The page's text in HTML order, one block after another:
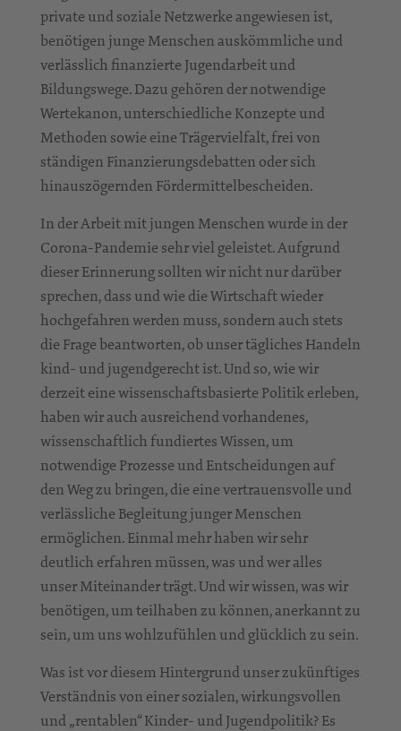
private und soziale Netzwerke angewiesen ist,
benötigen junge Menschen auskömmliche und
verlässlich finanzierte Jugendarbeit und
Bildungswege. Dazu gehören der notwendige
Wertekanon, unterschiedliche Konzepte und
Methoden sowie eine Trägervielfalt, frei von
ständigen Finanzierungsdebatten oder sich
hinauszögernden Fördermittelbescheiden.
In der Arbeit mit jungen Menschen wurde in der
Corona-Pandemie sehr viel geleistet. Aufgrund
dieser Erinnerung sollten wir nicht nur darüber
sprechen, dass und wie die Wirtschaft wieder
hochgefahren werden muss, sondern auch stets
die Frage beantworten, ob unser tägliches Handeln
kind- und jugendgerecht ist. Und so, wie wir
derzeit eine wissenschaftsbasierte Politik erleben,
haben wir auch ausreichend vorhandenes,
wissenschaftlich fundiertes Wissen, um
notwendige Prozesse und Entscheidungen auf
den Weg zu bringen, die eine vertrauensvolle und
verlässliche Begleitung junger Menschen
ermöglichen. Einmal mehr haben wir sehr
deutlich erfahren müssen, was und wer alles
unser Miteinander trägt. Und wir wissen, was wir
benötigen, um teilhaben zu können, anerkannt zu
sein, um uns wohlzufühlen und glücklich zu sein.
Was ist vor diesem Hintergrund unser zukünftiges
Verständnis von einer sozialen, wirkungsvollen
und „rentablen“ Kinder- und Jugendpolitik? Es